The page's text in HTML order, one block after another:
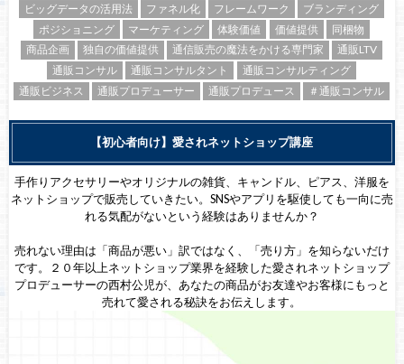
ビッグデータの活用法
ファネル化 フレームワーク
ブランディング
ポジショニング
マーケティング 体験価値 価値提供
同梱物
商品企画
独自の価値提供 通信販売の魔法をかける専門家
通販LTV
通販コンサル
通販コンサルタント
通販コンサルティング
通販ビジネス
通販プロデューサー 通販プロデュース ＃通販コンサル
【初心者向け】愛されネットショップ講座
手作りアクセサリーやオリジナルの雑貨、キャンドル、ピアス、洋服を
ネットショップで販売していきたい。SNSやアプリを駆使しても一向に売
れる気配がないという経験はありませんか？
売れない理由は「商品が悪い」訳ではなく、「売り方」を知らないだけ
です。２０年以上ネットショップ業界を経験した愛されネットショップ
プロデューサーの西村公児が、あなたの商品がお友達やお客様にもっと
売れて愛される秘訣をお伝えします。